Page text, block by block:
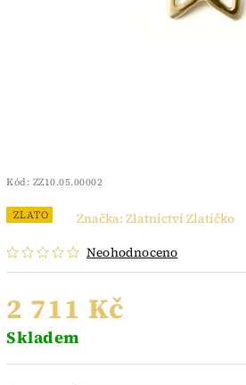
Kód: ZZ10.05.00002
ZLATO
Neohodnoceno
Značka: Zlatnictví Zlatíčko
2 711 Kč
Skladem